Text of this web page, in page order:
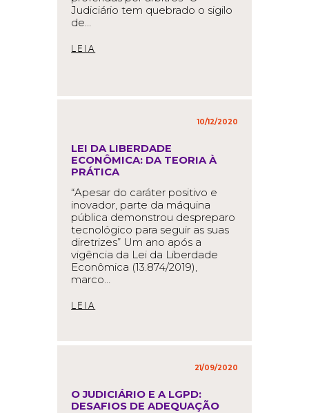
Judiciário tem quebrado o sigilo
de…
10/12/2020
LEI DA LIBERDADE
ECONÔMICA: DA TEORIA À
PRÁTICA
“Apesar do caráter positivo e
inovador, parte da máquina
pública demonstrou despreparo
tecnológico para seguir as suas
diretrizes” Um ano após a
vigência da Lei da Liberdade
Econômica (13.874/2019),
marco…
21/09/2020
O JUDICIÁRIO E A LGPD:
DESAFIOS DE ADEQUAÇÃO